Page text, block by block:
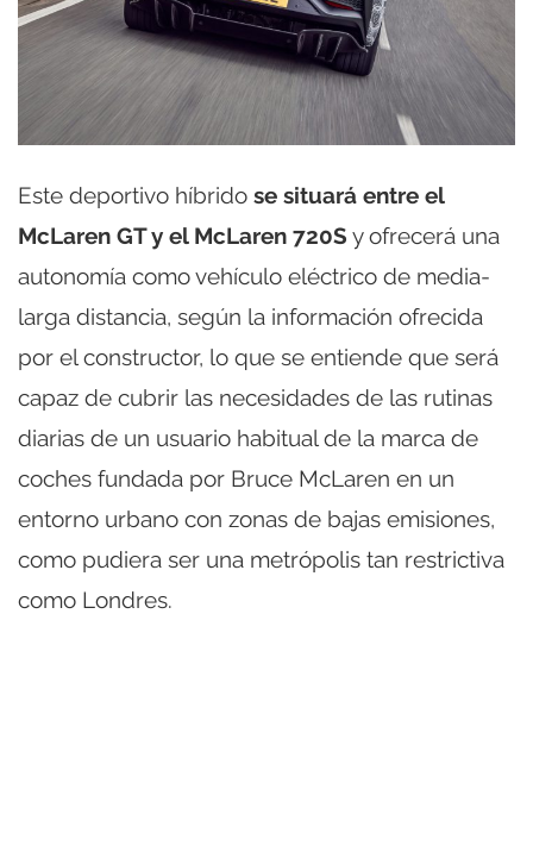
Este deportivo híbrido se situará entre el
McLaren GT y el McLaren 720S y ofrecerá una
autonomía como vehículo eléctrico de media-
larga distancia, según la información ofrecida
por el constructor, lo que se entiende que será
capaz de cubrir las necesidades de las rutinas
diarias de un usuario habitual de la marca de
coches fundada por Bruce McLaren en un
entorno urbano con zonas de bajas emisiones,
como pudiera ser una metrópolis tan restrictiva
como Londres.